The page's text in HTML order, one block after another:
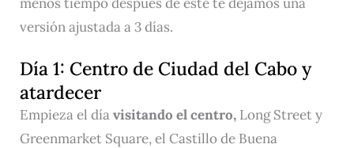
versión ajustada a 3 días.
Día 1: Centro de Ciudad del Cabo y
atardecer
Empieza el díavisitando el centro, Long Street y
Greenmarket Square, el Castillo de Buena